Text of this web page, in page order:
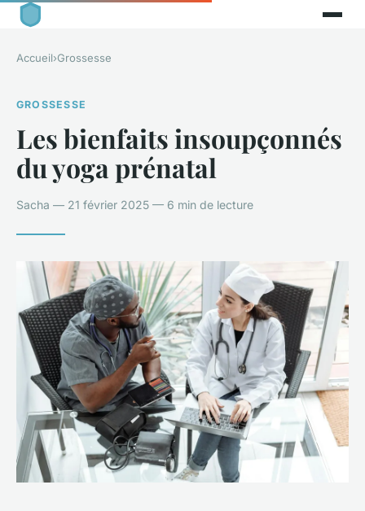
Accueil›Grossesse
GROSSESSE
Les bienfaits insoupçonnés
du yoga prénatal
Sacha — 21 février 2025 — 6 min de lecture